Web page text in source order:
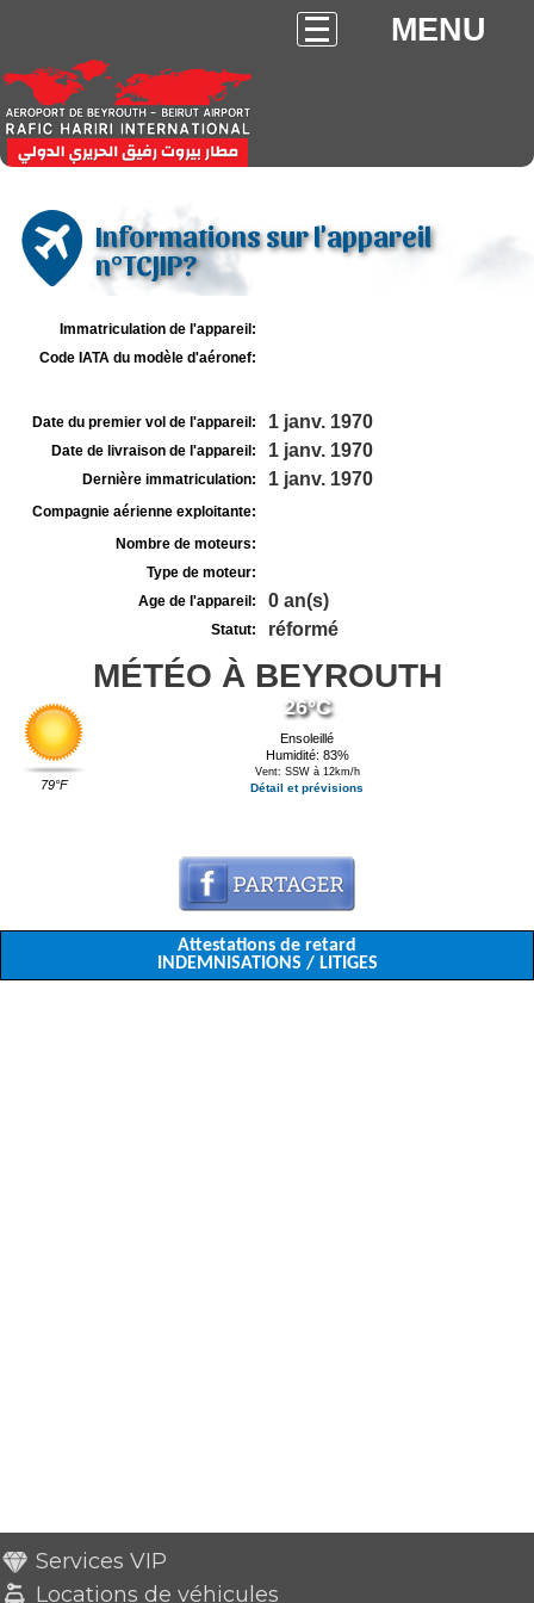
MENU
Informations sur l'appareil
n°TCJIP?
Immatriculation de l'appareil:
Code IATA du modèle d'aéronef:
Date du premier vol de l'appareil: 1 janv. 1970
Date de livraison de l'appareil: 1 janv. 1970
Dernière immatriculation: 1 janv. 1970
Compagnie aérienne exploitante:
Nombre de moteurs:
Type de moteur:
Age de l'appareil:
0 an(s)
Statut: réformé
MÉTÉO À BEYROUTH
79°F
26°C
Ensoleillé
Humidité: 83%
Vent: SSW à 12km/h
Détail et prévisions
Attestations de retard
INDEMNISATIONS / LITIGES
Services VIP
Locations de véhicules